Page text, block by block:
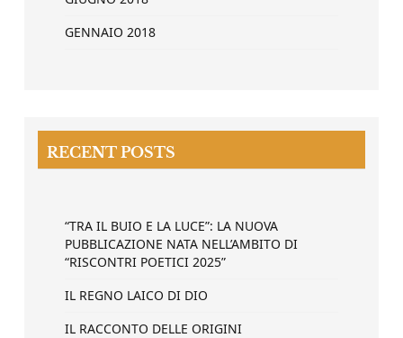
GENNAIO 2018
RECENT POSTS
“TRA IL BUIO E LA LUCE”: LA NUOVA
PUBBLICAZIONE NATA NELL’AMBITO DI
“RISCONTRI POETICI 2025”
IL REGNO LAICO DI DIO
IL RACCONTO DELLE ORIGINI